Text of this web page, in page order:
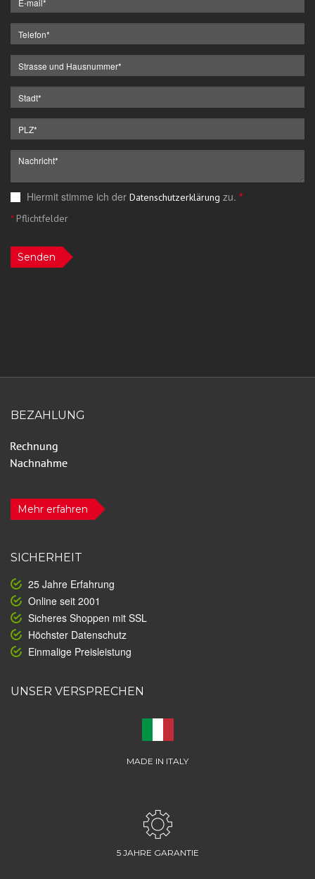
Hiermit stimme ich der Datenschutzerklärung zu. *
*Pflichtfelder
Senden
BEZAHLUNG
Mehr erfahren
SICHERHEIT
25 Jahre Erfahrung
Online seit 2001
Sicheres Shoppen mit SSL
Höchster Datenschutz
Einmalige Preisleistung
UNSER VERSPRECHEN
MADE IN ITALY
5 JAHRE GARANTIE